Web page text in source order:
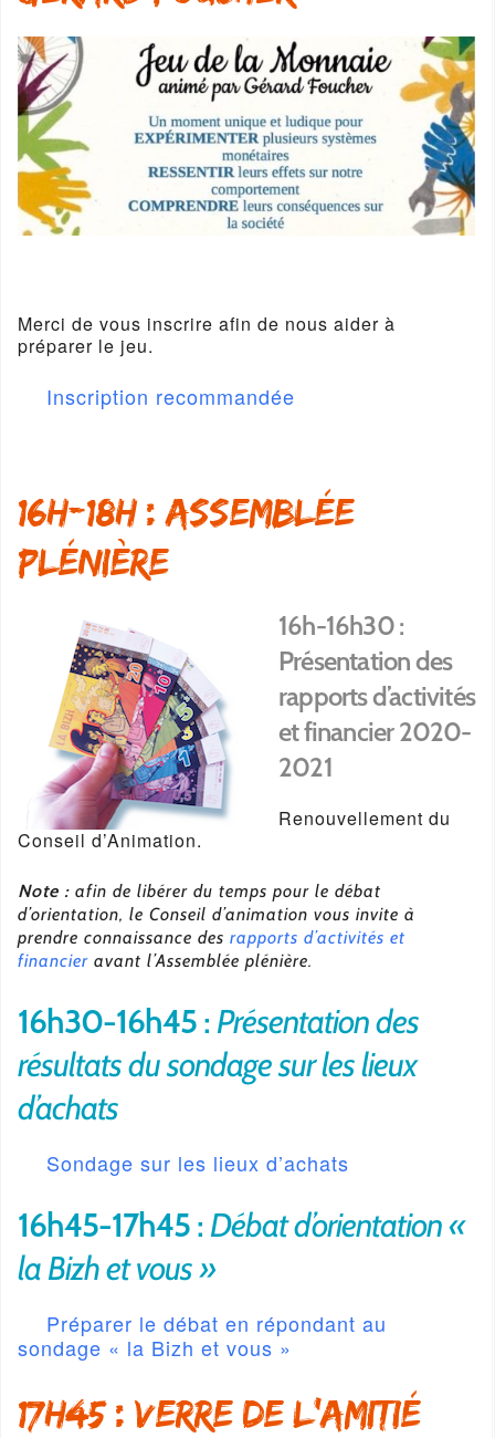
Merci de vous inscrire afin de nous aider à
préparer le jeu.
Inscription recommandée
16h-18h : Assemblée
plénière
16h-16h30 :
Présentation des
rapports d’activités
et financier 2020-
2021
Renouvellement du
Conseil d’Animation.
Note : afin de libérer du temps pour le débat
d’orientation, le Conseil d’animation vous invite à
prendre connaissance des rapports d’activités et
financier avant l’Assemblée plénière.
16h30-16h45 : Présentation des
résultats du sondage sur les lieux
d’achats
Sondage sur les lieux d’achats
16h45-17h45 : Débat d’orientation «
la Bizh et vous »
Préparer le débat en répondant au
sondage « la Bizh et vous »
17h45 : Verre de l’amitié